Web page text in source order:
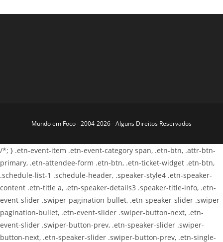
Mundo em Foco - 2004-2026 - Alguns Direitos Reservados
/*; } .etn-event-item .etn-event-category span, .etn-btn, .attr-btn-
primary, .etn-attendee-form .etn-btn, .etn-ticket-widget .etn-btn,
.schedule-list-1 .schedule-header, .speaker-style4 .etn-speaker-
content .etn-title a, .etn-speaker-details3 .speaker-title-info, .etn-
event-slider .swiper-pagination-bullet, .etn-speaker-slider .swiper-
pagination-bullet, .etn-event-slider .swiper-button-next, .etn-
event-slider .swiper-button-prev, .etn-speaker-slider .swiper-
button-next, .etn-speaker-slider .swiper-button-prev, .etn-single-